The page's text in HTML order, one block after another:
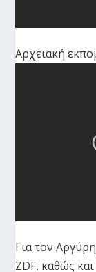
Αρχειακή
Για τον
ZDF, καθώς